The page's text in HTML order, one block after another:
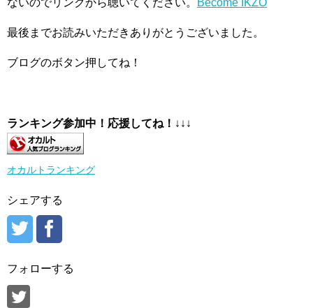
ないのでリンクから聴いてください。
Become IKZO
最後までお読みいただきありがとうございました。
ブログのボタン押してね！
ランキング参加中！応援してね！ ↓↓↓
オカルトランキング
シェアする
フォローする